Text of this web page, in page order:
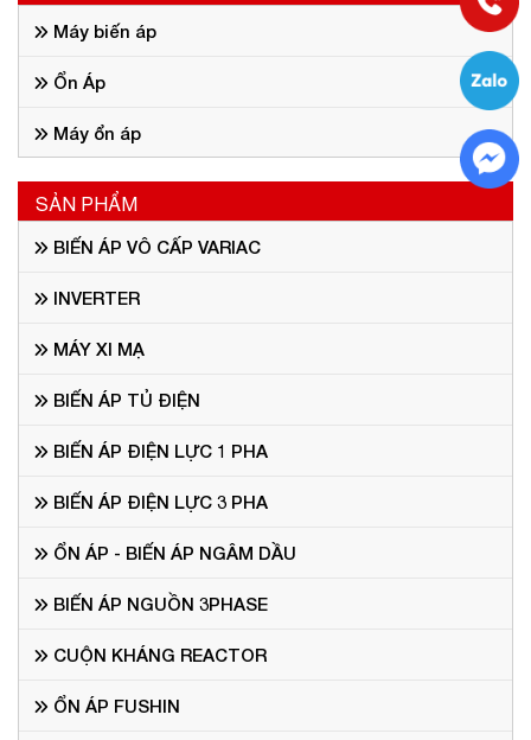
Máy biến áp
Ổn Áp
Máy ổn áp
SẢN PHẨM
BIẾN ÁP VÔ CẤP VARIAC
INVERTER
MÁY XI MẠ
BIẾN ÁP TỦ ĐIỆN
BIẾN ÁP ĐIỆN LỰC 1 PHA
BIẾN ÁP ĐIỆN LỰC 3 PHA
ỔN ÁP - BIẾN ÁP NGÂM DẦU
BIẾN ÁP NGUỒN 3PHASE
CUỘN KHÁNG REACTOR
ỔN ÁP FUSHIN